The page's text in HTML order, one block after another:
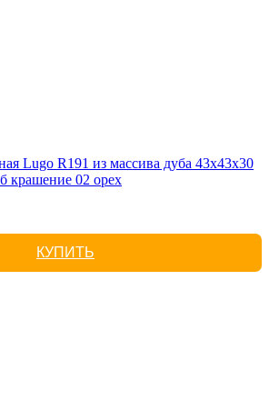
Lugo R191 из массива дуба 43х43х30
крашение 02 орех
КУПИТЬ